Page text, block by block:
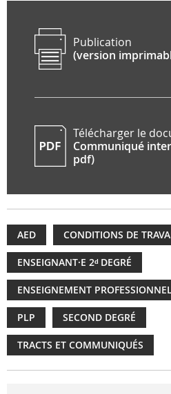
Publication
(version
Télécharger le
Communiqué
pdf)
AED CONDITIONS DE
ENSEIGNANT·E 2ᵈ DEGRÉ
ENSEIGNEMENT
PLP SECOND DEGRÉ
TRACTS ET COMMUNIQUÉS